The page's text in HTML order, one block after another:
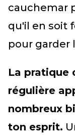
cauchemar
qu'il en soit
pour garder
La pratique
régulière
nombreux
ton esprit.